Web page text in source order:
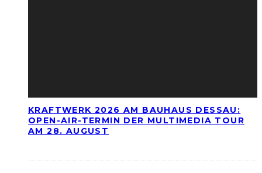
KRAFTWERK 2026 AM BAUHAUS DESSAU:
OPEN-AIR-TERMIN DER MULTIMEDIA TOUR
AM 28. AUGUST